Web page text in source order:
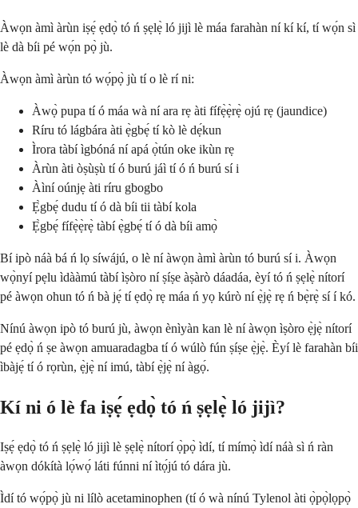
Àwọn àmì àrùn iṣẹ́ ẹdọ̀ tó ń ṣẹlẹ̀ ló jijì lè máa farahàn ní kí kí, tí wọ́n sì
lè dà bíi pé wọ́n pọ̀ jù.
Àwọn àmì àrùn tó wọ́pọ̀ jù tí o lè rí ni:
Àwọ̀ pupa tí ó máa wà ní ara rẹ àti fífẹ̀ẹ̀rẹ̀ ojú rẹ (jaundice)
Ríru tó lágbára àti ẹ̀gbẹ́ tí kò lè dẹ́kun
Ìrora tàbí ìgbóná ní apá ọ̀tún oke ikùn rẹ
Àrùn àti òṣùṣù tí ó burú jáì tí ó ń burú sí i
Àìní oúnjẹ àti ríru gbogbo
Ẹ̀gbẹ́ dudu tí ó dà bíi tii tàbí kola
Ẹ̀gbẹ́ fífẹ̀ẹ̀rẹ̀ tàbí ẹ̀gbẹ́ tí ó dà bíi amọ̀
Bí ipò náà bá ń lọ síwájú, o lè ní àwọn àmì àrùn tó burú sí i. Àwọn
wọ̀nyí pẹlu ìdààmú tàbí ìṣòro ní ṣíṣe àṣàrò dáadáa, èyí tó ń ṣẹlẹ̀ nítorí
pé àwọn ohun tó ń bà jẹ́ tí ẹdọ̀ rẹ máa ń yọ kúrò ní ẹ̀jẹ̀ rẹ ń bẹ̀rẹ̀ sí í kó.
Nínú àwọn ipò tó burú jù, àwọn ènìyàn kan lè ní àwọn ìṣòro ẹ̀jẹ̀ nítorí
pé ẹdọ̀ ń ṣe àwọn amuaradagba tí ó wúlò fún ṣíṣe ẹ̀jẹ̀. Èyí lè farahàn bíi
ìbàjẹ́ tí ó rọrùn, ẹ̀jẹ̀ ní imú, tàbí ẹ̀jẹ̀ ní àgọ́.
Kí ni ó lè fa iṣẹ́ ẹdọ̀ tó ń ṣẹlẹ̀ ló jijì?
Iṣẹ́ ẹdọ̀ tó ń ṣẹlẹ̀ ló jijì lè ṣẹlẹ̀ nítorí ọ̀pọ̀ ìdí, tí mímọ̀ ìdí náà sì ń ràn
àwọn dókítà lọ́wọ́ láti fúnni ní ìtọ́jú tó dára jù.
Ìdí tó wọ́pọ̀ jù ni lílò acetaminophen (tí ó wà nínú Tylenol àti ọ̀pọ̀lọpọ̀